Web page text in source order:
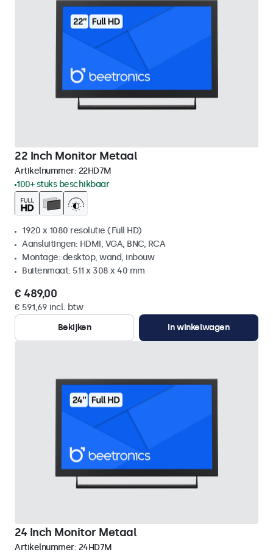
22 Inch Monitor Metaal
Artikelnummer: 22HD7M
100+ stuks beschikbaar
1920 x 1080 resolutie (Full HD)
Aansluitingen: HDMI, VGA, BNC, RCA
Montage: desktop, wand, inbouw
Buitenmaat: 511 x 308 x 40 mm
€ 489,00
€ 591,69 incl. btw
Bekijken
In winkelwagen
24 Inch Monitor Metaal
Artikelnummer: 24HD7M